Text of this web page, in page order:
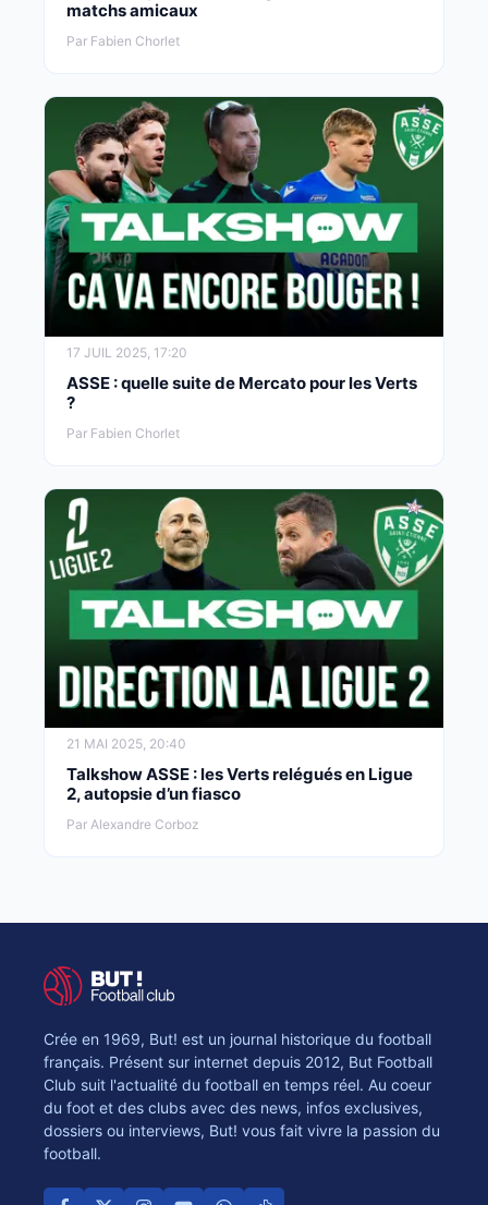
matchs amicaux
Par Fabien Chorlet
17 JUIL 2025, 17:20
ASSE : quelle suite de Mercato pour les Verts
?
Par Fabien Chorlet
21 MAI 2025, 20:40
Talkshow ASSE : les Verts relégués en Ligue
2, autopsie d’un fiasco
Par Alexandre Corboz
Crée en 1969, But! est un journal historique du football
français. Présent sur internet depuis 2012, But Football
Club suit l'actualité du football en temps réel. Au coeur
du foot et des clubs avec des news, infos exclusives,
dossiers ou interviews, But! vous fait vivre la passion du
football.